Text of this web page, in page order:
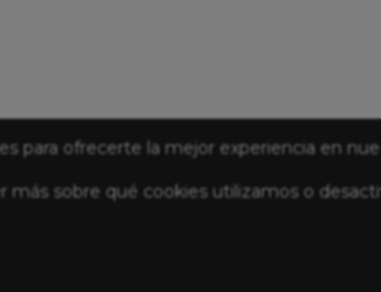
para ofrecerte la mejor experiencia en
más sobre qué cookies utilizamos o